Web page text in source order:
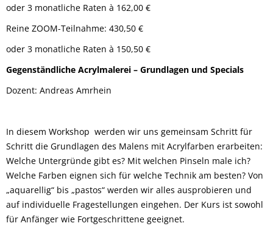
oder 3 monatliche Raten à 162,00 €
Reine ZOOM-Teilnahme: 430,50 €
oder 3 monatliche Raten à 150,50 €
Gegenständliche Acrylmalerei – Grundlagen und Specials
Dozent: Andreas Amrhein
In diesem Workshop werden wir uns gemeinsam Schritt für
Schritt die Grundlagen des Malens mit Acrylfarben erarbeiten:
Welche Untergründe gibt es? Mit welchen Pinseln male ich?
Welche Farben eignen sich für welche Technik am besten? Von
„aquarellig“ bis „pastos“ werden wir alles ausprobieren und
auf individuelle Fragestellungen eingehen. Der Kurs ist sowohl
für Anfänger wie Fortgeschrittene geeignet.